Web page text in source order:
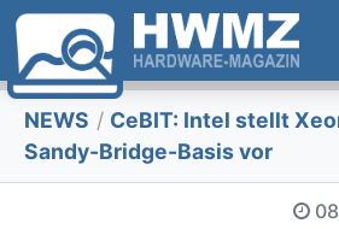
NEWS / CeBIT: Intel stellt
Sandy-Bridge-Basis vor